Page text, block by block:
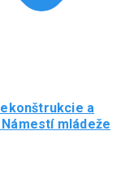
a
mládeže